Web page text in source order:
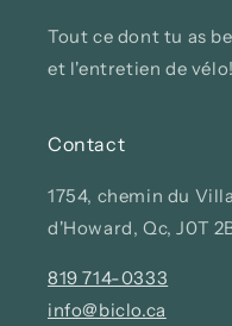
Tout ce dont tu as
et l'entretien de
Contact
1754, chemin du
d'Howard, Qc, J0T
819 714-0333
info@biclo.ca